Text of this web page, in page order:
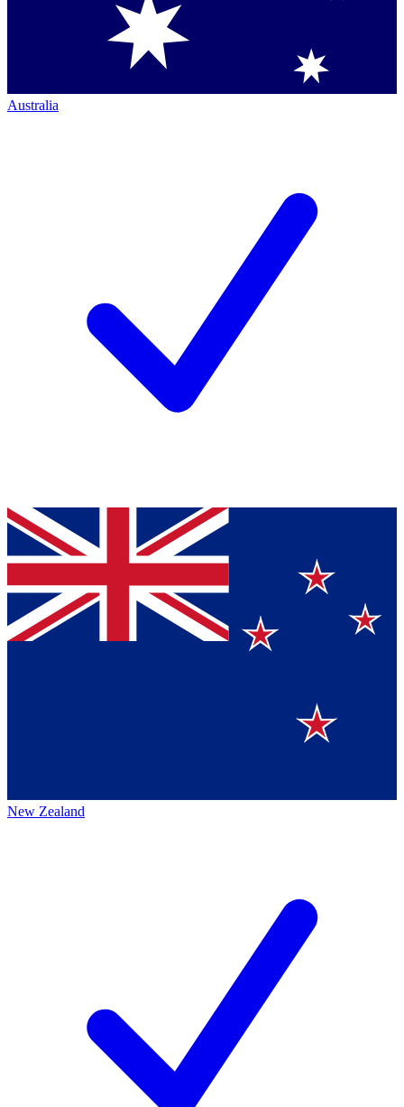
Australia
New Zealand